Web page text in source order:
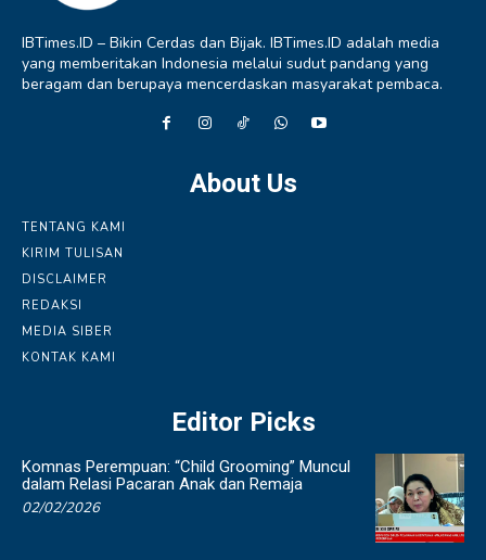
IBTimes.ID – Bikin Cerdas dan Bijak. IBTimes.ID adalah media
yang memberitakan Indonesia melalui sudut pandang yang
beragam dan berupaya mencerdaskan masyarakat pembaca.
About Us
TENTANG KAMI
KIRIM TULISAN
DISCLAIMER
REDAKSI
MEDIA SIBER
KONTAK KAMI
Editor Picks
Komnas Perempuan: “Child Grooming” Muncul
dalam Relasi Pacaran Anak dan Remaja
02/02/2026